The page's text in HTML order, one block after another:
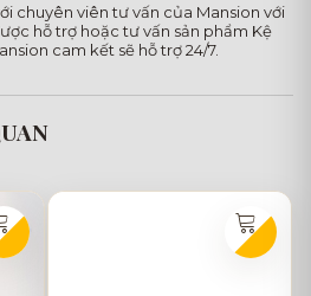
chuyên viên tư vấn của Mansion với
hỗ trợ hoặc tư vấn sản phẩm Kệ
cam kết sẽ hỗ trợ 24/7.